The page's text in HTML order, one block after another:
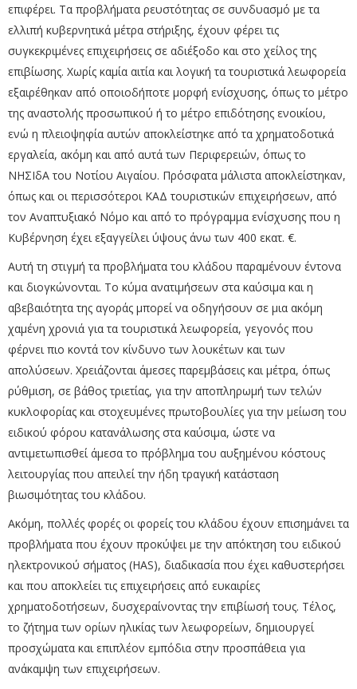
επιφέρει. Τα προβλήματα ρευστότητας σε συνδυασμό με τα
ελλιπή κυβερνητικά μέτρα στήριξης, έχουν φέρει τις
συγκεκριμένες επιχειρήσεις σε αδιέξοδο και στο χείλος της
επιβίωσης. Χωρίς καμία αιτία και λογική τα τουριστικά λεωφορεία
εξαιρέθηκαν από οποιοδήποτε μορφή ενίσχυσης, όπως το μέτρο
της αναστολής προσωπικού ή το μέτρο επιδότησης ενοικίου,
ενώ η πλειοψηφία αυτών αποκλείστηκε από τα χρηματοδοτικά
εργαλεία, ακόμη και από αυτά των Περιφερειών, όπως το
ΝΗΣΙδΑ του Νοτίου Αιγαίου. Πρόσφατα μάλιστα αποκλείστηκαν,
όπως και οι περισσότεροι ΚΑΔ τουριστικών επιχειρήσεων, από
τον Αναπτυξιακό Νόμο και από το πρόγραμμα ενίσχυσης που η
Κυβέρνηση έχει εξαγγείλει ύψους άνω των 400 εκατ. €.
Αυτή τη στιγμή τα προβλήματα του κλάδου παραμένουν έντονα
και διογκώνονται. Το κύμα ανατιμήσεων στα καύσιμα και η
αβεβαιότητα της αγοράς μπορεί να οδηγήσουν σε μια ακόμη
χαμένη χρονιά για τα τουριστικά λεωφορεία, γεγονός που
φέρνει πιο κοντά τον κίνδυνο των λουκέτων και των
απολύσεων. Χρειάζονται άμεσες παρεμβάσεις και μέτρα, όπως
ρύθμιση, σε βάθος τριετίας, για την αποπληρωμή των τελών
κυκλοφορίας και στοχευμένες πρωτοβουλίες για την μείωση του
ειδικού φόρου κατανάλωσης στα καύσιμα, ώστε να
αντιμετωπισθεί άμεσα το πρόβλημα του αυξημένου κόστους
λειτουργίας που απειλεί την ήδη τραγική κατάσταση
βιωσιμότητας του κλάδου.
Ακόμη, πολλές φορές οι φορείς του κλάδου έχουν επισημάνει τα
προβλήματα που έχουν προκύψει με την απόκτηση του ειδικού
ηλεκτρονικού σήματος (HAS), διαδικασία που έχει καθυστερήσει
και που αποκλείει τις επιχειρήσεις από ευκαιρίες
χρηματοδοτήσεων, δυσχεραίνοντας την επιβίωσή τους. Τέλος,
το ζήτημα των ορίων ηλικίας των λεωφορείων, δημιουργεί
προσχώματα και επιπλέον εμπόδια στην προσπάθεια για
ανάκαμψη των επιχειρήσεων.